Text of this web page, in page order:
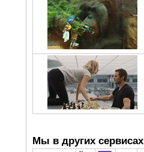
Мы в других сервисах